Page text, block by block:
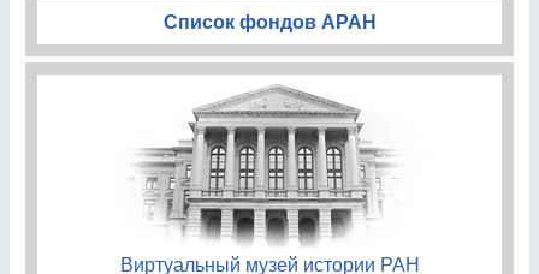
Список фондов АРАН
Виртуальный музей истории РАН